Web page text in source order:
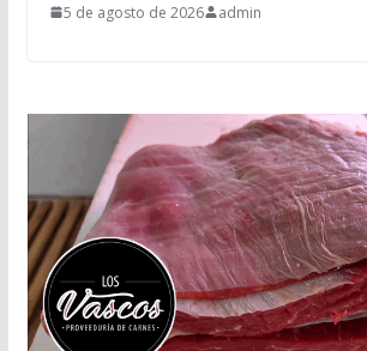
5 de agosto de 2026 admin